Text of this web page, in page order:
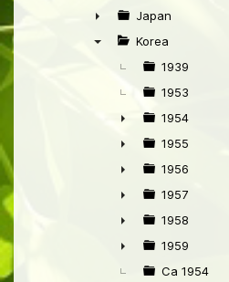
►
►
Japan
Korea
1939
1953
►
1954
►
1955
►
1956
►
1957
►
1958
►
1959
Ca 1954